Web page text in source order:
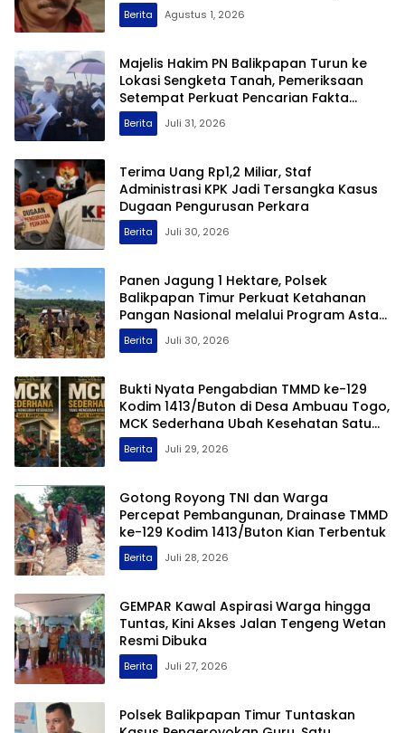
Berita Agustus 1, 2026
Majelis Hakim PN Balikpapan Turun ke
Lokasi Sengketa Tanah, Pemeriksaan
Setempat Perkuat Pencarian Fakta
Hukum
Berita Juli 31, 2026
Terima Uang Rp1,2 Miliar, Staf
Administrasi KPK Jadi Tersangka Kasus
Dugaan Pengurusan Perkara
Berita Juli 30, 2026
Panen Jagung 1 Hektare, Polsek
Balikpapan Timur Perkuat Ketahanan
Pangan Nasional melalui Program Asta
Cita
Berita Juli 30, 2026
Bukti Nyata Pengabdian TMMD ke-129
Kodim 1413/Buton di Desa Ambuau Togo,
MCK Sederhana Ubah Kesehatan Satu
Kampung
Berita Juli 29, 2026
Gotong Royong TNI dan Warga
Percepat Pembangunan, Drainase TMMD
ke-129 Kodim 1413/Buton Kian Terbentuk
Berita Juli 28, 2026
GEMPAR Kawal Aspirasi Warga hingga
Tuntas, Kini Akses Jalan Tengeng Wetan
Resmi Dibuka
Berita Juli 27, 2026
Polsek Balikpapan Timur Tuntaskan